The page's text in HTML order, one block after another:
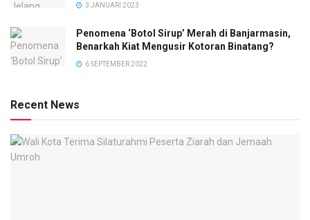
3 JANUARI 2023
Penomena ‘Botol Sirup’ Merah di Banjarmasin,
Benarkah Kiat Mengusir Kotoran Binatang?
6 SEPTEMBER 2022
Recent News